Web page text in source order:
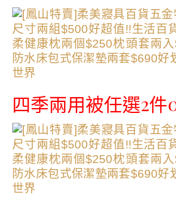
四季兩用被任選2件